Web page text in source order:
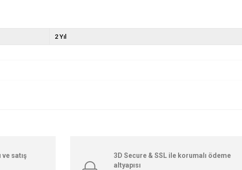
2 Yıl
ve satış
3D Secure & SSL ile korumalı ödeme
altyapısı